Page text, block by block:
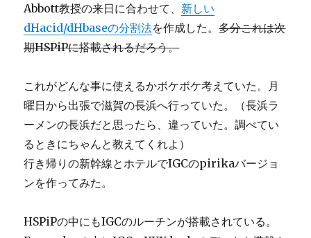
Abbott教授の来日に合わせて、 新しい
dHacid/dHbaseの分割法を作成した。多分これは次
期HSPiPに搭載されるだろう。
これがどんな事に使えるかボケボケ考えていた。月
曜日から出張で滋賀の長浜へ行っていた。（長浜ラ
ーメンの長浜だと思ったら、違っていた。調べてい
るときにちゃんと教えてくれよ）
行き帰りの新幹線とホテルでIGCのpirikaバージョ
ンを作ってみた。
HSPiPの中にもIGCのルーチンが搭載されている。